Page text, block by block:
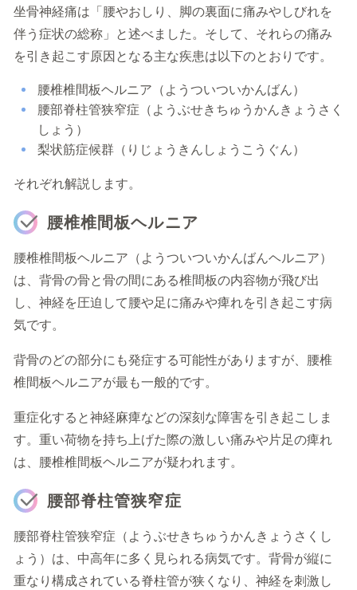
坐骨神経痛は「腰やおしり、脚の裏面に痛みやしびれを
伴う症状の総称」と述べました。そして、それらの痛み
を引き起こす原因となる主な疾患は以下のとおりです。
腰椎椎間板ヘルニア（ようついついかんばん）
腰部脊柱管狭窄症（ようぶせきちゅうかんきょうさく
しょう）
梨状筋症候群（りじょうきんしょうこうぐん）
それぞれ解説します。
腰椎椎間板ヘルニア
腰椎椎間板ヘルニア（ようついついかんばんヘルニア）
は、背骨の骨と骨の間にある椎間板の内容物が飛び出
し、神経を圧迫して腰や足に痛みや痺れを引き起こす病
気です。
背骨のどの部分にも発症する可能性がありますが、腰椎
椎間板ヘルニアが最も一般的です。
重症化すると神経麻痺などの深刻な障害を引き起こしま
す。重い荷物を持ち上げた際の激しい痛みや片足の痺れ
は、腰椎椎間板ヘルニアが疑われます。
腰部脊柱管狭窄症
腰部脊柱管狭窄症（ようぶせきちゅうかんきょうさくし
ょう）は、中高年に多く見られる病気です。背骨が縦に
重なり構成されている脊柱管が狭くなり、神経を刺激し